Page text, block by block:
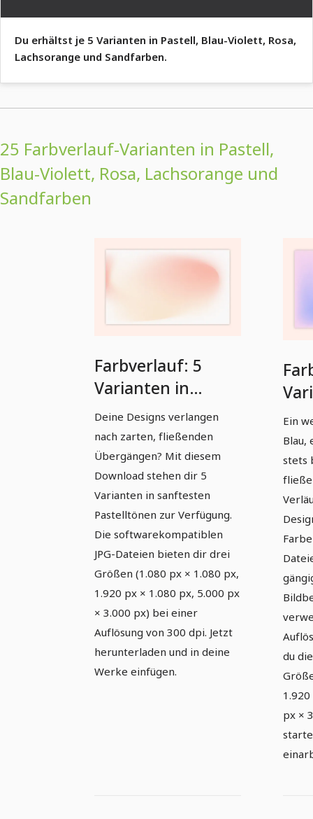
Du erhältst je 5 Varianten in Pastell, Blau-Violett, Rosa,
Lachsorange und Sandfarben.
25 Farbverlauf-Varianten in Pastell,
Blau-Violett, Rosa, Lachsorange und
Sandfarben
Farbverlauf: 5
Varianten in
Pastell
Deine Designs verlangen
nach zarten, fließenden
Übergängen? Mit diesem
Download stehen dir 5
Varianten in sanftesten
Pastelltönen zur Verfügung.
Die softwarekompatiblen
JPG-Dateien bieten dir drei
Größen (1.080 px × 1.080 px,
1.920 px × 1.080 px, 5.000 px
× 3.000 px) bei einer
Auflösung von 300 dpi. Jetzt
herunterladen und in deine
Werke einfügen.
Ein
Blau,
stets
du
px ×